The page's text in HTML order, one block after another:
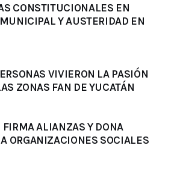
CONSTITUCIONALES EN
Y AUSTERIDAD EN
VIVIERON LA PASIÓN
ZONAS FAN DE YUCATÁN
ALIANZAS Y DONA
ORGANIZACIONES SOCIALES